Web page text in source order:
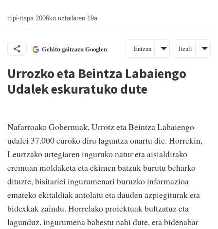
ttipi-ttapa 2006ko uztailaren 19a
Gehitu gaitzazu Googlen Entzun Itzuli
Urrozko eta Beintza Labaiengo
Udalek eskuratuko dute
Nafarroako Gobernuak, Urrotz eta Beintza Labaiengo
udalei 37.000 euroko diru laguntza onartu die. Horrekin,
Leurtzako urtegiaren inguruko natur eta aisialdirako
eremuan moldaketa eta ekimen batzuk burutu beharko
dituzte, bisitariei ingurumenari buruzko informazioa
emateko ekitaldiak antolatu eta dauden azpiegiturak eta
bidexkak zaindu. Horrelako proiektuak bultzatuz eta
lagunduz, ingurumena babestu nahi dute, eta bidenabar